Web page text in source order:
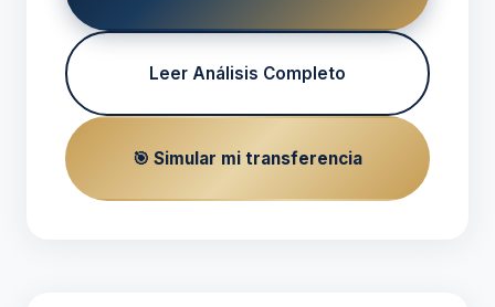
Leer Análisis Completo
🎯 Simular mi transferencia